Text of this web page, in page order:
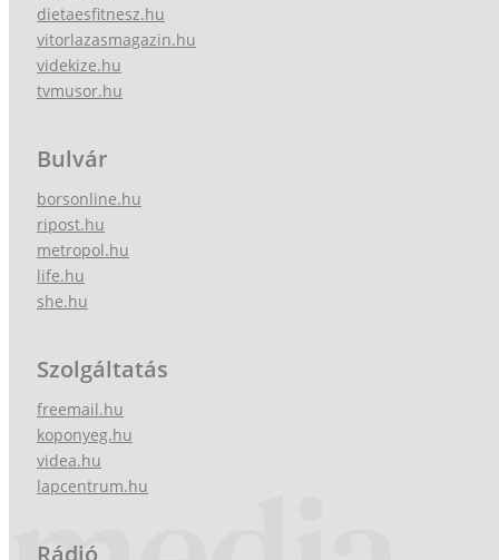
dietaesfitnesz.hu
vitorlazasmagazin.hu
videkize.hu
tvmusor.hu
Bulvár
borsonline.hu
ripost.hu
metropol.hu
life.hu
she.hu
Szolgáltatás
freemail.hu
koponyeg.hu
videa.hu
lapcentrum.hu
Rádió